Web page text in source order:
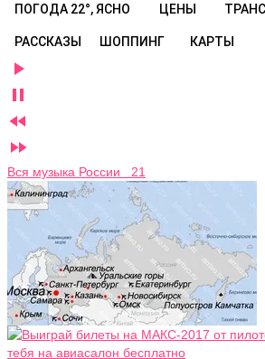
ПОГОДА 22°, ЯСНО ЦЕНЫ
РАССКАЗЫ ШОППИНГ КАРТЫ




Вся музыка России 21